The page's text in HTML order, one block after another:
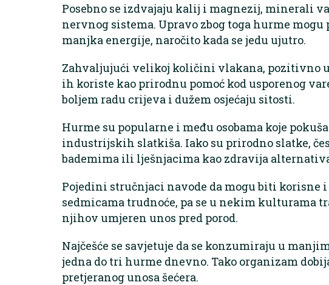
Posebno se izdvajaju kalij i magnezij, minerali
nervnog sistema. Upravo zbog toga hurme mogu
manjka energije, naročito kada se jedu ujutro.
Zahvaljujući velikoj količini vlakana, pozitivno
ih koriste kao prirodnu pomoć kod usporenog
boljem radu crijeva i dužem osjećaju sitosti.
Hurme su popularne i među osobama koje
industrijskih slatkiša. Iako su prirodno slatke,
bademima ili lješnjacima kao zdravija
Pojedini stručnjaci navode da mogu biti korisne
sedmicama trudnoće, pa se u nekim kulturama
njihov umjeren unos pred porod.
Najčešće se savjetuje da se konzumiraju u
jedna do tri hurme dnevno. Tako organizam
pretjeranog unosa šećera.